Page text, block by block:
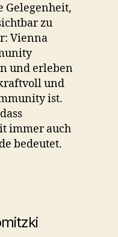
Gelegenheit,
zu
Vienna
und erleben
und
ist.
immer auch
bedeutet.